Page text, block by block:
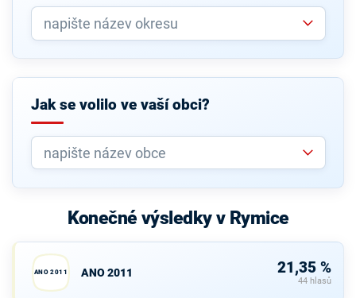
Jak se volilo ve vaší obci?
Konečné výsledky v Rymice
ANO 2011 ANO 2011 21,35 %
44 hlasů